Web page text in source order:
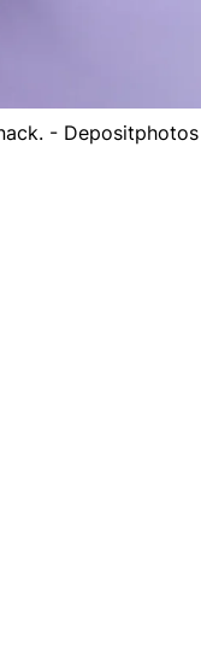
- Depositphotos